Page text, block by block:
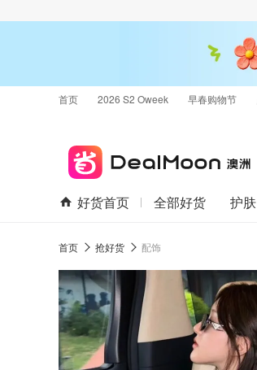
首页 2026 S2 Oweek 早春购物节
好货首页 全部好货 护肤
首页 抢好货 配饰